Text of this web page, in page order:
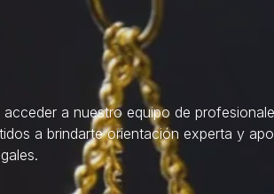
a nuestro equipo de
a brindarte orientación experta y